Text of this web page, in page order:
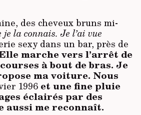
des cheveux bruns mi-
je la connais. Je l’ai vue
sexy dans un bar, près de
marche vers l’arrêt de
à bout de bras. Je
ma voiture. Nous
1996 et une fine pluie
éclairés par des
aussi me reconnaît.